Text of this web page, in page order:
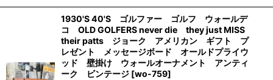
1930'S 40'S ゴルファー ゴルフ ウォールデ
コ OLD GOLFERS never die they just MISS
their patts ジョーク アメリカン ギフト プ
レゼント メッセージボード オールドプライウ
ッド 壁掛け ウォールオーナメント アンティ
ーク ビンテージ [wo-759]